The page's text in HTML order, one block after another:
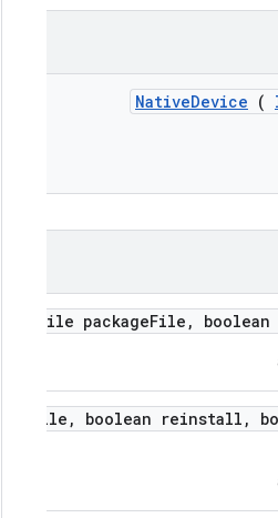
NativeDevice (
(File packageFile ,
File , boolean reinstall ,